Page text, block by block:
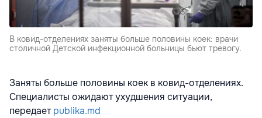
В ковид-отделениях заняты больше половины коек: врачи
столичной Детской инфекционной больницы бьют тревогу.
Заняты больше половины коек в ковид-отделениях.
Специалисты ожидают ухудшения ситуации,
передаетpublika.md